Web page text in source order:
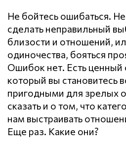
Не бойтесь ошибаться. Не
сделать неправильный
близости и отношений,
одиночества, бояться
Ошибок нет. Есть ценный
который вы становитесь
пригодными для зрелых
сказать и о том, что
нам выстраивать
Еще раз. Какие они?